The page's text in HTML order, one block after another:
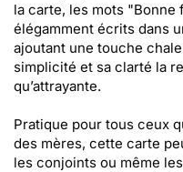
la carte, les mots
élégamment écrits dans
ajoutant une touche
simplicité et sa clarté la
qu’attrayante.
Pratique pour tous ceux
des mères, cette carte
les conjoints ou même